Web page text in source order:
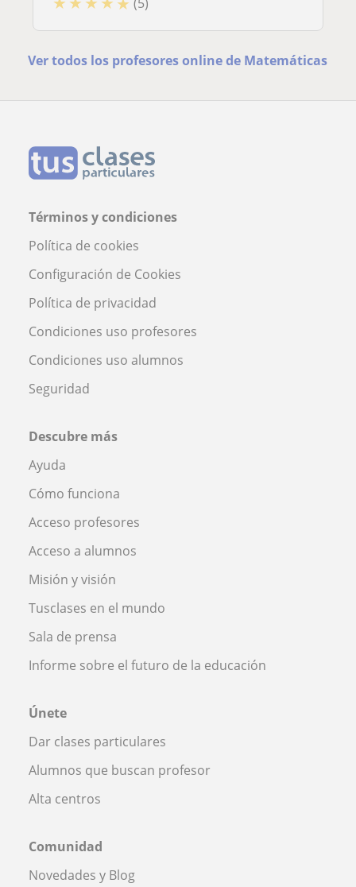
Ver todos los profesores online de Matemáticas
Términos y condiciones
Política de cookies
Configuración de Cookies
Política de privacidad
Condiciones uso profesores
Condiciones uso alumnos
Seguridad
Descubre más
Ayuda
Cómo funciona
Acceso profesores
Acceso a alumnos
Misión y visión
Tusclases en el mundo
Sala de prensa
Informe sobre el futuro de la educación
Únete
Dar clases particulares
Alumnos que buscan profesor
Alta centros
Comunidad
Novedades y Blog